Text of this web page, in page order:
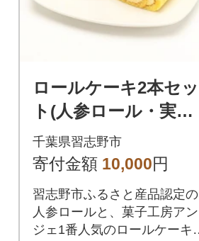
ロールケーキ2本セッ
ト(人参ロール・実花
ロール)
千葉県習志野市
寄付金額 10,000円
習志野市ふるさと産品認定の
人参ロールと、菓子工房アン
ジェ1番人気のロールケーキ